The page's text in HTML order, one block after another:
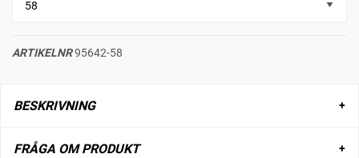
ARTIKELNR95642-58
BESKRIVNING
FRÅGA OM PRODUKT